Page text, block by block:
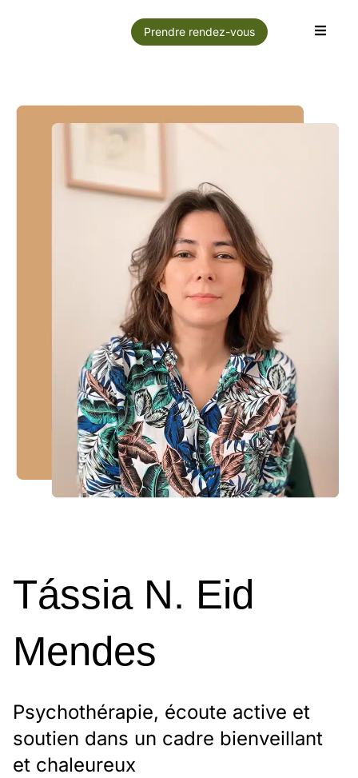
Prendre rendez-vous
Tássia N. Eid
Mendes
Psychothérapie, écoute active et
soutien dans un cadre bienveillant
et chaleureux